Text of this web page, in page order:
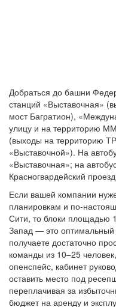
Добраться до башни
станций «Выставочная»
мост Багратион),
улицу и на территорию
(выходы на территорию
«Выставочной»). На
«Выставочная»; на
Красногвардейский
Если вашей компании
планировкам и
Сити, то блоки площадью
Запад — это
получаете достаточно
команды из 10–25
опенспейс, кабинет
оставить место под
переплачивая за
бюджет на аренду и